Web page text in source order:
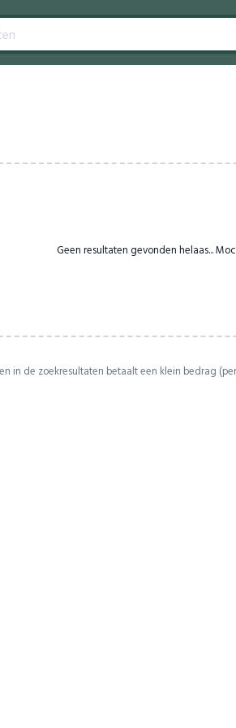
Geen resultaten gevonden helaas...
in de zoekresultaten betaalt een klein bedrag